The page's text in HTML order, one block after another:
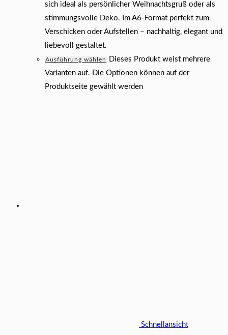
sich ideal als persönlicher Weihnachtsgruß oder als
stimmungsvolle Deko. Im A6-Format perfekt zum
Verschicken oder Aufstellen – nachhaltig, elegant und
liebevoll gestaltet.
Ausführung wählen
Dieses Produkt weist mehrere
Varianten auf. Die Optionen können auf der
Produktseite gewählt werden
Schnellansicht